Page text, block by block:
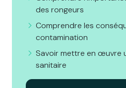
des rongeurs
Comprendre les
contamination
Savoir mettre en œuvre
sanitaire